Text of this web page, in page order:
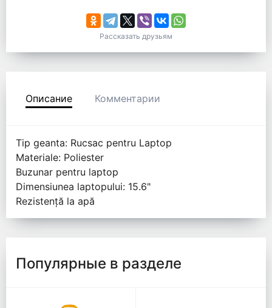
Рассказать друзьям
Описание Комментарии
Tip geanta: Rucsac pentru Laptop
Materiale: Poliester
Buzunar pentru laptop
Dimensiunea laptopului: 15.6"
Rezistență la apă
Популярные в разделе